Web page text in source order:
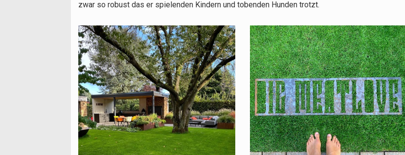
zwar so robust das er spielenden Kindern und tobenden Hunden trotzt.